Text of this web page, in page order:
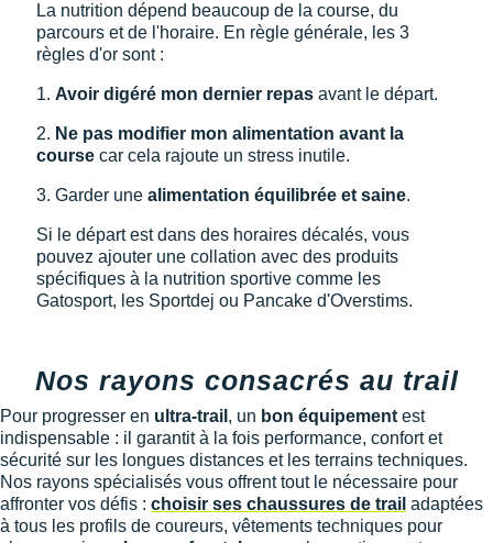
La nutrition dépend beaucoup de la course, du
parcours et de l'horaire. En règle générale, les 3
règles d'or sont :
1. Avoir digéré mon dernier repas avant le départ.
2. Ne pas modifier mon alimentation avant la
course car cela rajoute un stress inutile.
3. Garder une alimentation équilibrée et saine.
Si le départ est dans des horaires décalés, vous
pouvez ajouter une collation avec des produits
spécifiques à la nutrition sportive comme les
Gatosport, les Sportdej ou Pancake d'Overstims.
Nos rayons consacrés au trail
Pour progresser en ultra-trail , un bon équipementest
indispensable : il garantit à la fois performance, confort et
sécurité sur les longues distances et les terrains techniques.
Nos rayons spécialisés vous offrent tout le nécessaire pour
affronter vos défis : choisir ses chaussures de trail adaptées
à tous les profils de coureurs, vêtements techniques pour
Speedo
Suunto
Ta Energy
The North Face
Thuasne
Under Armour
Withings
X-Socks
+ Voir toutes les marques